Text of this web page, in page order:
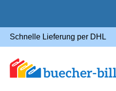
Schnelle Lieferung per DHL